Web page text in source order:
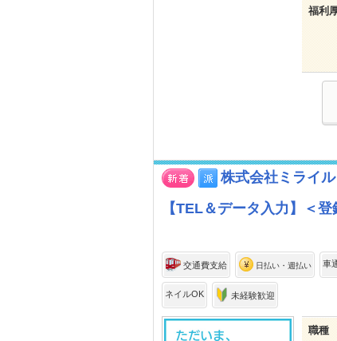
福利
株式会社ミライ
【TEL＆データ入力】＜
交通費支給 日払い・週払い 車
ネイルOK 未経験歓迎
職種